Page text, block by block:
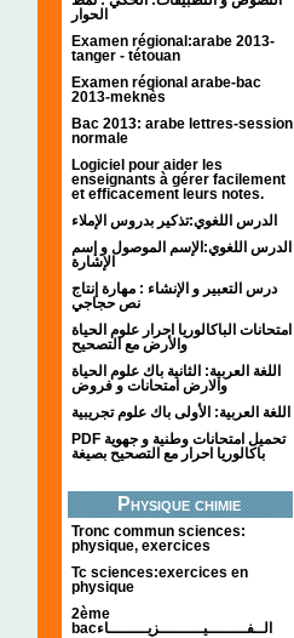
الحوار
Examen régional:arabe 2013-
tanger - tétouan
Examen régional arabe-bac
2013-meknès
Bac 2013: arabe lettres-session
normale
Logiciel pour aider les
enseignants à gérer facilement
et efficacement leurs notes.
الدرس اللغوي:تذكير بدروس الإملاء
الدرس اللغوي:الإسم الموصول و إسم
الإشارة
درس التعبير و الإنشاء : مهارة إنتاج
نص حجاجي
امتحانات الباكالوريا احرار علوم الحياة
والأرض مع التصحيح
اللغة العربية: الثانية باك علوم الحياة
والارض امتحانات و فروض
اللغة العربية: الأولى باك علوم تجريبية
PDF تحميل امتحانات وطنية و جهوية
باكالوريا احرار مع التصحيح بصيغة
Physique chimie
Tronc commun sciences:
physique, exercices
Tc sciences:exercices en
physique
2ème
bacالــفــــــــيـــــــــزيــــــــاء